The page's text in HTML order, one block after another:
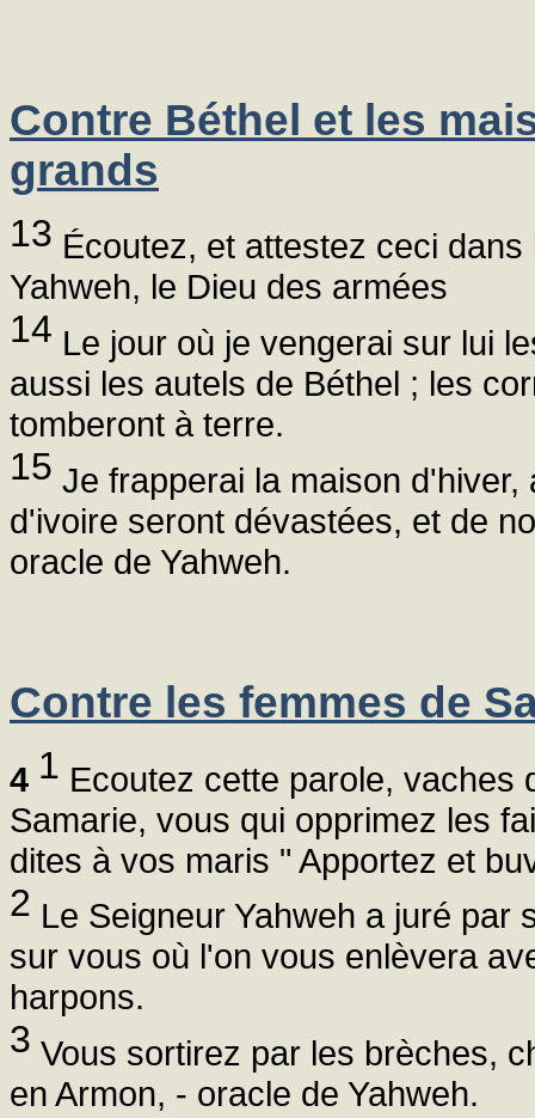
Contre Béthel et les
grands
13 Écoutez, et attestez ceci
Yahweh, le Dieu des armées
14 Le jour où je vengerai sur lui
aussi les autels de Béthel ; les
tomberont à terre.
15 Je frapperai la maison
d'ivoire seront dévastées, et de
oracle de Yahweh.
Contre les femmes de
4 1 Ecoutez cette parole, vaches
Samarie, vous qui opprimez les
dites à vos maris " Apportez et
2 Le Seigneur Yahweh a juré par
sur vous où l'on vous enlèvera
harpons.
3 Vous sortirez par les brèches,
en Armon, - oracle de Yahweh.